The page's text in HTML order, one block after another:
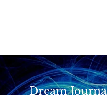
【夢境與榮格心理學
容】 05:49 【AI 解
素 1 - 忘記的工作：
始 07:14 象徵元素 2
在質疑與尋求認可的
Dream